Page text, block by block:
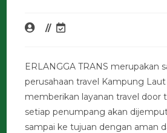
ERLANGGA TRANS merupakan
perusahaan travel Kampung Laut
memberikan layanan travel door
setiap penumpang akan
sampai ke tujuan dengan aman